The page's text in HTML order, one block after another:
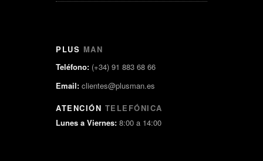
PLUS MAN
Teléfono: (+34) 91 883 68 66
Email: clientes@plusman.es
ATENCIÓN TELEFÓNICA
Lunes a Viernes: 8:00 a 14:00